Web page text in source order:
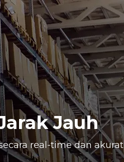
Jauh
real-time dan akurat